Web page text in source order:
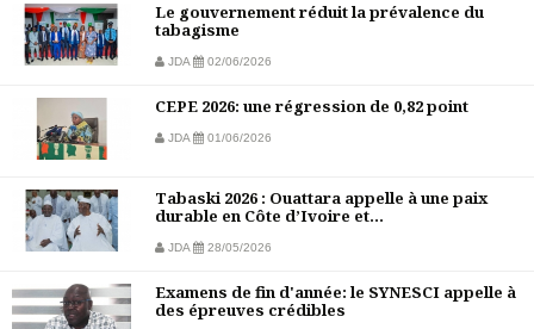
Le gouvernement réduit la prévalence du
tabagisme
JDA 02/06/2026
CEPE 2026: une régression de 0,82 point
JDA 01/06/2026
Tabaski 2026 : Ouattara appelle à une paix
durable en Côte d’Ivoire et...
JDA 28/05/2026
Examens de fin d'année: le SYNESCI appelle à
des épreuves crédibles